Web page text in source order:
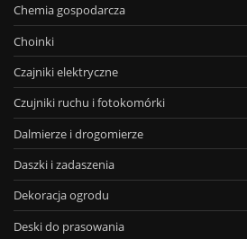
Chemia gospodarcza
Choinki
Czajniki elektryczne
Czujniki ruchu i fotokomórki
Dalmierze i drogomierze
Daszki i zadaszenia
Dekoracja ogrodu
Deski do prasowania